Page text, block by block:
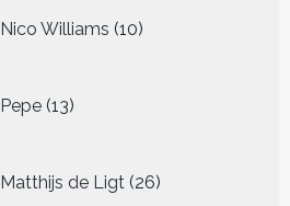
Nico Williams 10
producten
Pepe 13
producten
Matthijs de Ligt 26
producten